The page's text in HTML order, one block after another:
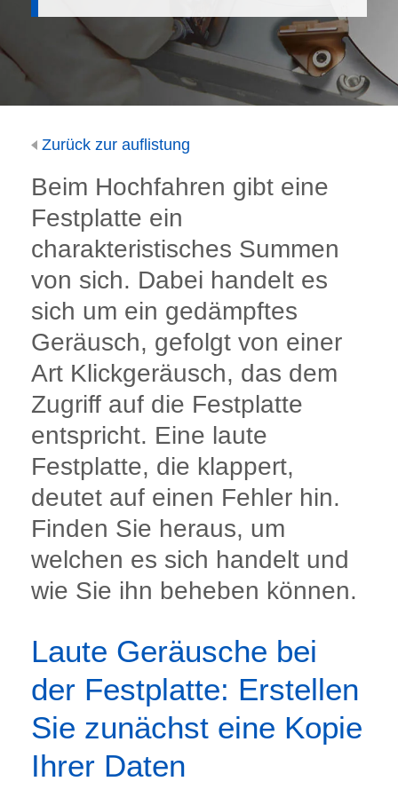
Zurück zur auflistung
Beim Hochfahren gibt eine
Festplatte ein
charakteristisches Summen
von sich. Dabei handelt es
sich um ein gedämpftes
Geräusch, gefolgt von einer
Art Klickgeräusch, das dem
Zugriff auf die Festplatte
entspricht. Eine laute
Festplatte, die klappert,
deutet auf einen Fehler hin.
Finden Sie heraus, um
welchen es sich handelt und
wie Sie ihn beheben können.
Laute Geräusche bei
der Festplatte: Erstellen
Sie zunächst eine Kopie
Ihrer Daten